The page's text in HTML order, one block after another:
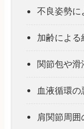
不良姿勢に
加齢による
関節包や
血液循環の
肩関節周